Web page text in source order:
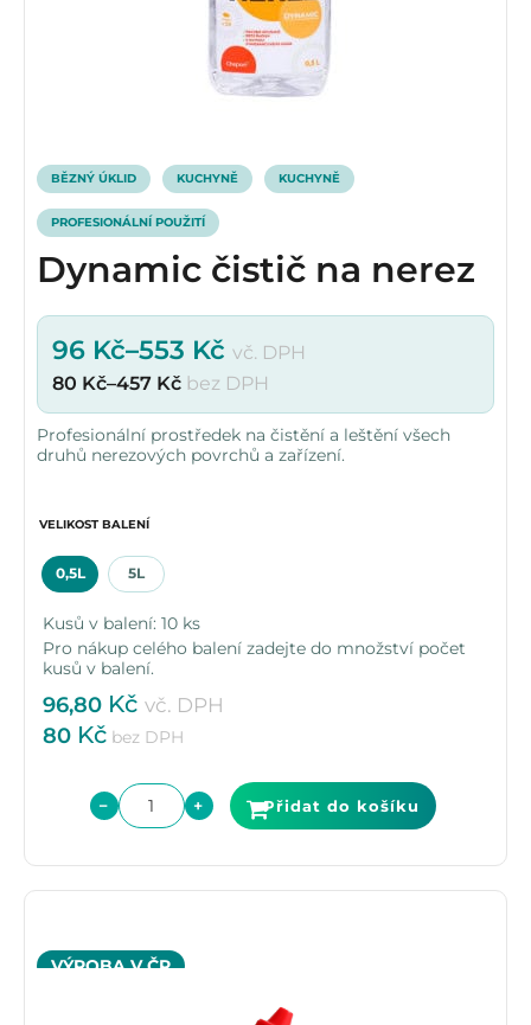
BĚZNÝ ÚKLID KUCHYNĚ KUCHYNĚ
PROFESIONÁLNÍ POUŽITÍ
Dynamic čistič na nerez
96 Kč–553 Kč vč. DPH
80 Kč–457 Kč bez DPH
Profesionální prostředek na čistění a leštění všech
druhů nerezových povrchů a zařízení.
VELIKOST BALENÍ
0,5L 5L
Kusů v balení: 10 ks
Pro nákup celého balení zadejte do množství počet
kusů v balení.
96,80 Kč vč. DPH
80 Kč bez DPH
− + Přidat do košíku
VÝROBA V ČR